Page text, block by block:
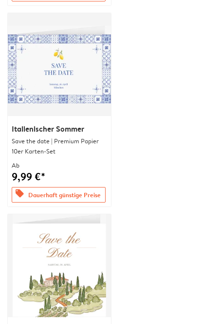
Italienischer Sommer
Save the date | Premium Papier
10er Karten-Set
Ab
9,99 €*
offers Dauerhaft günstige Preise